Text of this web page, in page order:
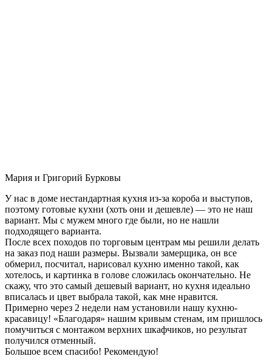
Мария и Григорий Бурковы
У нас в доме нестандартная кухня из-за короба и выступов,
поэтому готовые кухни (хоть они и дешевле) — это не наш
вариант. Мы с мужем много где были, но не нашли
подходящего варианта.
После всех походов по торговым центрам мы решили делать
на заказ под наши размеры. Вызвали замерщика, он все
обмерил, посчитал, нарисовал кухню именно такой, как
хотелось, и картинка в голове сложилась окончательно. Не
скажу, что это самый дешевый вариант, но кухня идеально
вписалась и цвет выбрала такой, как мне нравится.
Примерно через 2 недели нам установили нашу кухню-
красавицу! «Благодаря» нашим кривым стенам, им пришлось
помучиться с монтажом верхних шкафчиков, но результат
получился отменный.
Большое всем спасибо! Рекомендую!